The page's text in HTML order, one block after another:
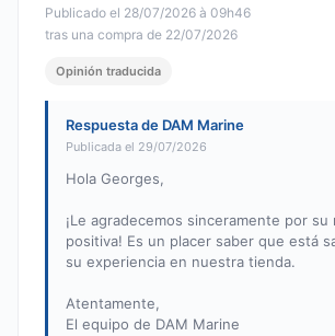
Publicado el 28/07/2026 à 09h46
tras una compra de 22/07/2026
Opinión traducida
Respuesta de DAM Marine
Publicada el 29/07/2026
Hola Georges,
¡Le agradecemos sinceramente por su
positiva! Es un placer saber que está
su experiencia en nuestra tienda.
Atentamente,
El equipo de DAM Marine